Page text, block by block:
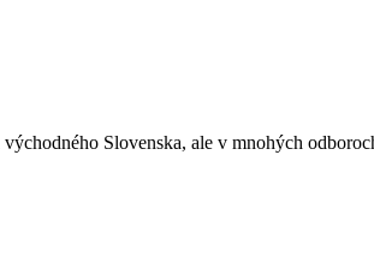
Slovenska, ale v mnohých